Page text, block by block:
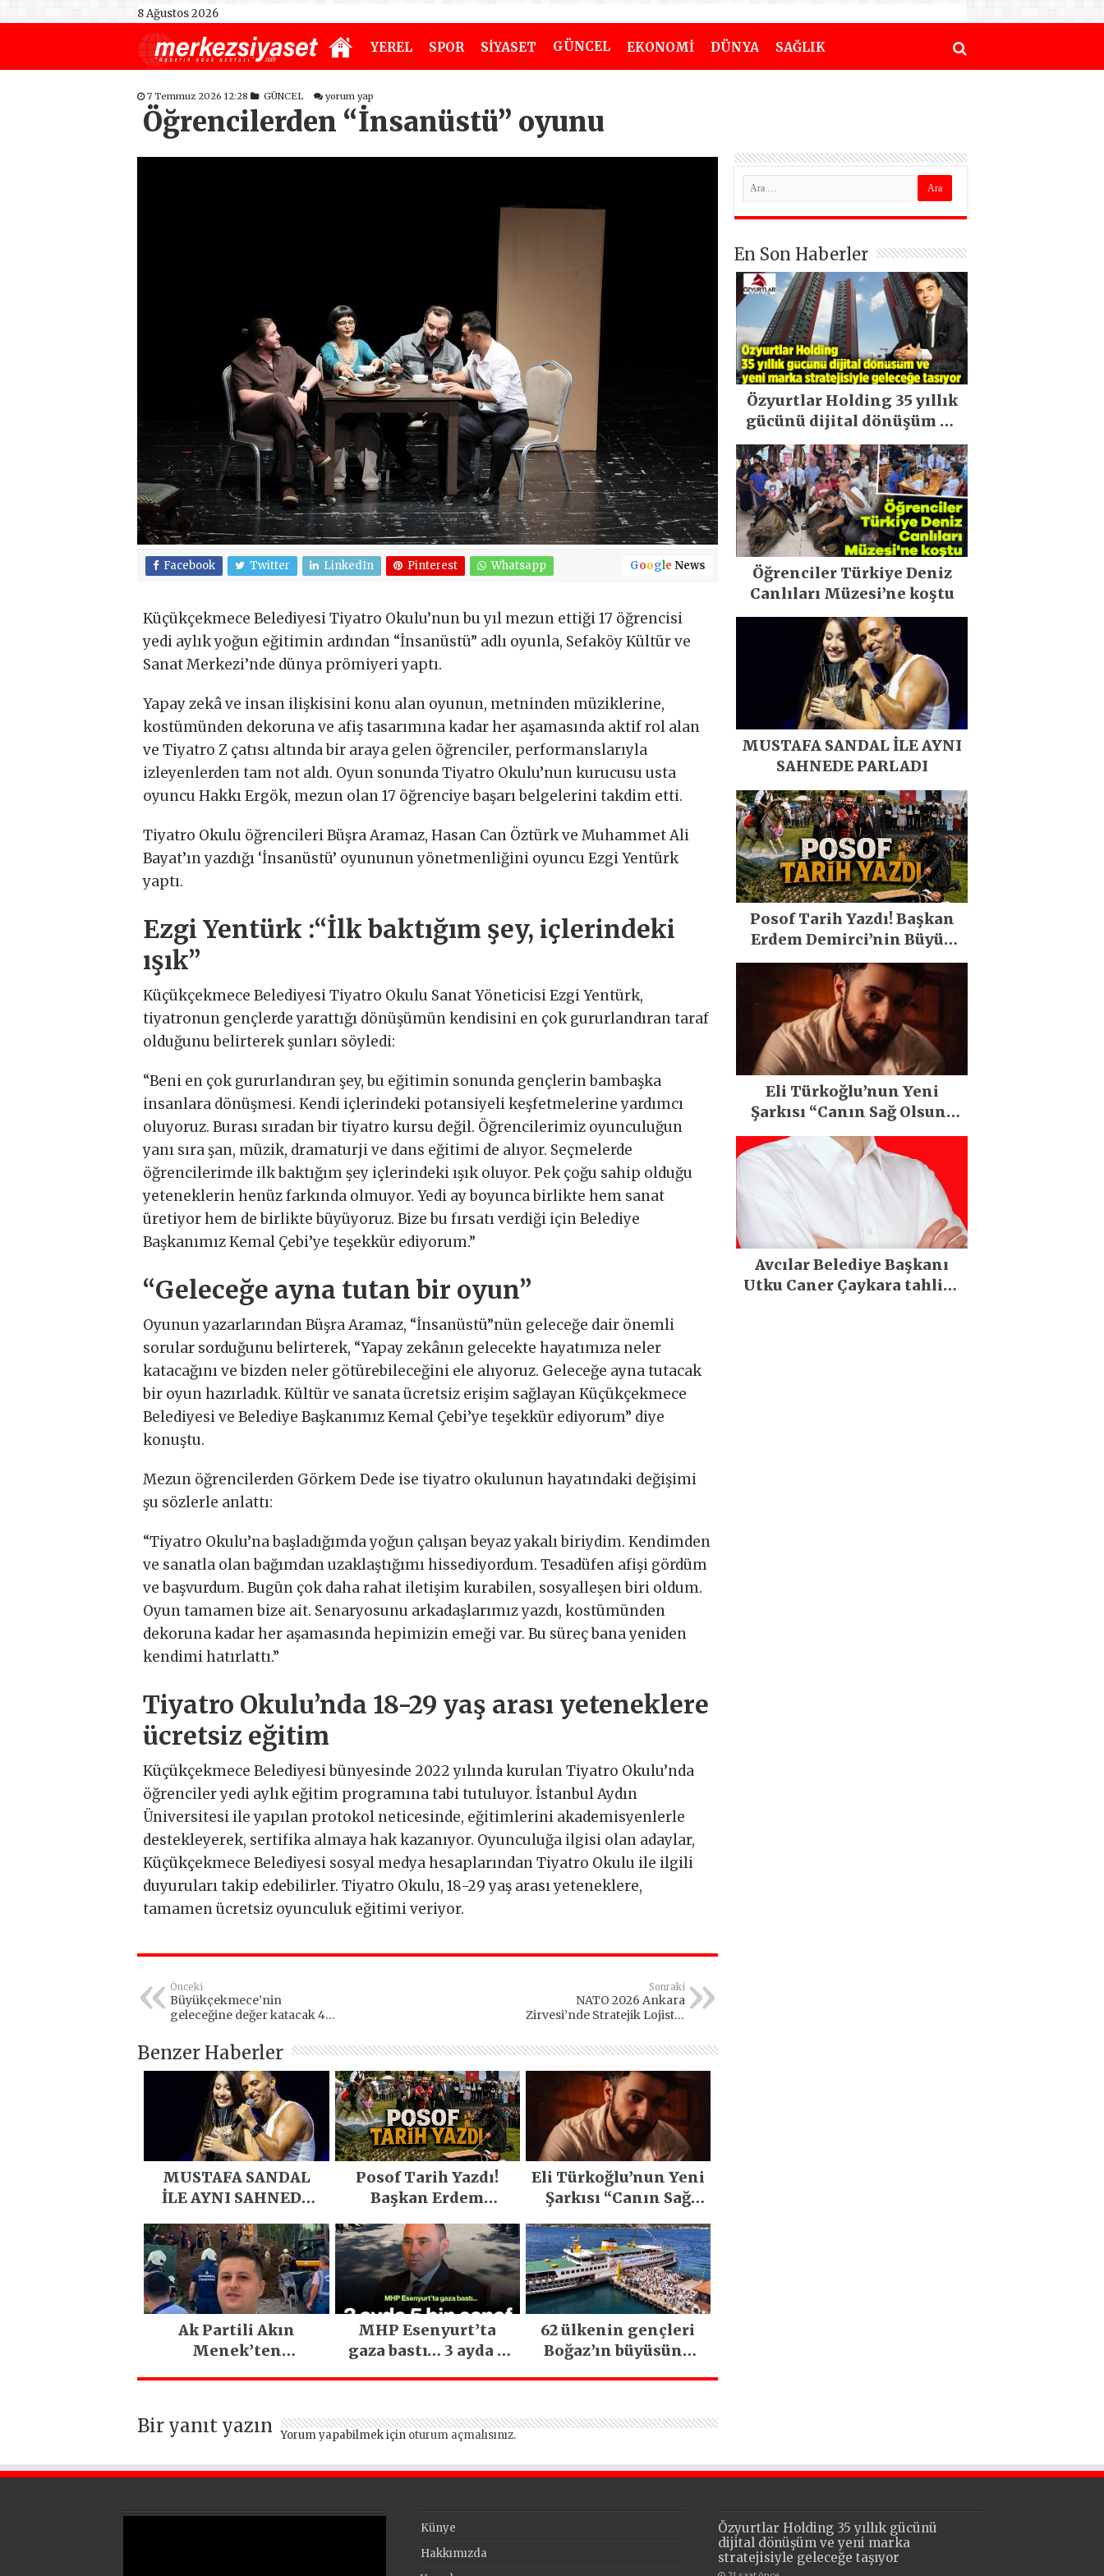
8 Ağustos 2026
YEREL SPOR SİYASET GÜNCEL EKONOMİ DÜNYA SAĞLIK
7 Temmuz 2026 12:28 GÜNCEL yorum yap
Öğrencilerden “İnsanüstü” oyunu
Facebook Twitter LinkedIn Pinterest Whatsapp Google News
Küçükçekmece Belediyesi Tiyatro Okulu’nun bu yıl mezun ettiği 17 öğrencisi
yedi aylık yoğun eğitimin ardından “İnsanüstü” adlı oyunla, Sefaköy Kültür ve
Sanat Merkezi’nde dünya prömiyeri yaptı.
Yapay zekâ ve insan ilişkisini konu alan oyunun, metninden müziklerine,
kostümünden dekoruna ve afiş tasarımına kadar her aşamasında aktif rol alan
ve Tiyatro Z çatısı altında bir araya gelen öğrenciler, performanslarıyla
izleyenlerden tam not aldı. Oyun sonunda Tiyatro Okulu’nun kurucusu usta
oyuncu Hakkı Ergök, mezun olan 17 öğrenciye başarı belgelerini takdim etti.
Tiyatro Okulu öğrencileri Büşra Aramaz, Hasan Can Öztürk ve Muhammet Ali
Bayat’ın yazdığı ‘İnsanüstü’ oyununun yönetmenliğini oyuncu Ezgi Yentürk
yaptı.
Ezgi Yentürk :“İlk baktığım şey, içlerindeki
ışık”
Küçükçekmece Belediyesi Tiyatro Okulu Sanat Yöneticisi Ezgi Yentürk,
tiyatronun gençlerde yarattığı dönüşümün kendisini en çok gururlandıran taraf
olduğunu belirterek şunları söyledi:
“Beni en çok gururlandıran şey, bu eğitimin sonunda gençlerin bambaşka
insanlara dönüşmesi. Kendi içlerindeki potansiyeli keşfetmelerine yardımcı
oluyoruz. Burası sıradan bir tiyatro kursu değil. Öğrencilerimiz oyunculuğun
yanı sıra şan, müzik, dramaturji ve dans eğitimi de alıyor. Seçmelerde
öğrencilerimde ilk baktığım şey içlerindeki ışık oluyor. Pek çoğu sahip olduğu
yeteneklerin henüz farkında olmuyor. Yedi ay boyunca birlikte hem sanat
üretiyor hem de birlikte büyüyoruz. Bize bu fırsatı verdiği için Belediye
Başkanımız Kemal Çebi’ye teşekkür ediyorum.”
“Geleceğe ayna tutan bir oyun”
Oyunun yazarlarından Büşra Aramaz, “İnsanüstü”nün geleceğe dair önemli
sorular sorduğunu belirterek, “Yapay zekânın gelecekte hayatımıza neler
katacağını ve bizden neler götürebileceğini ele alıyoruz. Geleceğe ayna tutacak
bir oyun hazırladık. Kültür ve sanata ücretsiz erişim sağlayan Küçükçekmece
Belediyesi ve Belediye Başkanımız Kemal Çebi’ye teşekkür ediyorum” diye
konuştu.
Mezun öğrencilerden Görkem Dede ise tiyatro okulunun hayatındaki değişimi
şu sözlerle anlattı:
“Tiyatro Okulu’na başladığımda yoğun çalışan beyaz yakalı biriydim. Kendimden
ve sanatla olan bağımdan uzaklaştığımı hissediyordum. Tesadüfen afişi gördüm
ve başvurdum. Bugün çok daha rahat iletişim kurabilen, sosyalleşen biri oldum.
Oyun tamamen bize ait. Senaryosunu arkadaşlarımız yazdı, kostümünden
dekoruna kadar her aşamasında hepimizin emeği var. Bu süreç bana yeniden
kendimi hatırlattı.”
Tiyatro Okulu’nda 18-29 yaş arası yeteneklere
ücretsiz eğitim
Küçükçekmece Belediyesi bünyesinde 2022 yılında kurulan Tiyatro Okulu’nda
öğrenciler yedi aylık eğitim programına tabi tutuluyor. İstanbul Aydın
Üniversitesi ile yapılan protokol neticesinde, eğitimlerini akademisyenlerle
destekleyerek, sertifika almaya hak kazanıyor. Oyunculuğa ilgisi olan adaylar,
Küçükçekmece Belediyesi sosyal medya hesaplarından Tiyatro Okulu ile ilgili
duyuruları takip edebilirler. Tiyatro Okulu, 18-29 yaş arası yeteneklere,
tamamen ücretsiz oyunculuk eğitimi veriyor.
Önceki
Büyükçekmece’nin
geleceğine değer katacak 4
Sonraki
NATO 2026 Ankara
Zirvesi’nde Stratejik Lojistik
Benzer Haberler
MUSTAFA SANDAL
İLE AYNI SAHNEDE
Posof Tarih Yazdı!
Başkan Erdem
Emeğiyle Son Yılların
En Büyük Festivali
Gerçekleşti
Eli Türkoğlu’nun Yeni
Şarkısı “Canın Sağ
Gördü!..
Ak Partili Akın
Menek’ten
MHP Esenyurt’ta
gaza bastı… 3 ayda 5
62 ülkenin gençleri
Boğaz’ın büyüsüne
Bir yanıt yazın Yorum yapabilmek için oturum açmalısınız.
En Son Haberler
Özyurtlar Holding 35 yıllık
gücünü dijital dönüşüm ve
yeni marka stratejisiyle
geleceğe taşıyor
Öğrenciler Türkiye Deniz
Canlıları Müzesi’ne koştu
MUSTAFA SANDAL İLE AYNI
SAHNEDE PARLADI
Posof Tarih Yazdı! Başkan
Erdem Demirci’nin Büyük
Emeğiyle Son Yılların En
Büyük Festivali Gerçekleşti
Eli Türkoğlu’nun Yeni
Şarkısı “Canın Sağ Olsun”
Büyük İlgi Gördü!..
Avcılar Belediye Başkanı
Utku Caner Çaykara tahliye
Künye
Hakkımızda
Özyurtlar Holding 35 yıllık gücünü
dijital dönüşüm ve yeni marka
stratejisiyle geleceğe taşıyor